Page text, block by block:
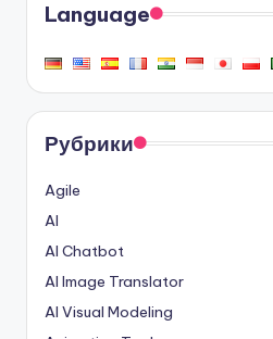
Language
Рубрики
Agile
AI
AI Chatbot
AI Image Translator
AI Visual Modeling